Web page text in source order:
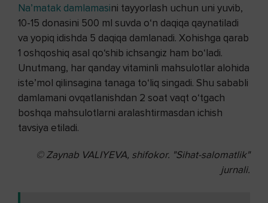
Na’matak damlamasini tayyorlash uchun uni yuvib,
10-15 donasini 500 ml suvda o‘n daqiqa qaynatiladi
va yopiq idishda 5 daqiqa damlanadi. Xohishga qarab
1 oshqoshiq asal qo‘shib ichsangiz ham bo‘ladi.
Unutmang, har qanday vitaminli mahsulotlar alohida
iste’mol qilinsagina tanaga to‘liq singadi. Shu sababli
damlamani ovqatlanishdan 2 soat vaqt o‘tgach
boshqa mahsulotlarni aralashtirmasdan ichish
tavsiya etiladi.
© Zaynab VALIYEVA, shifokor. "Sihat-salomatlik"
jurnali.